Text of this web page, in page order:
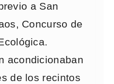
a San
Concurso de
acondicionaban
de los recintos